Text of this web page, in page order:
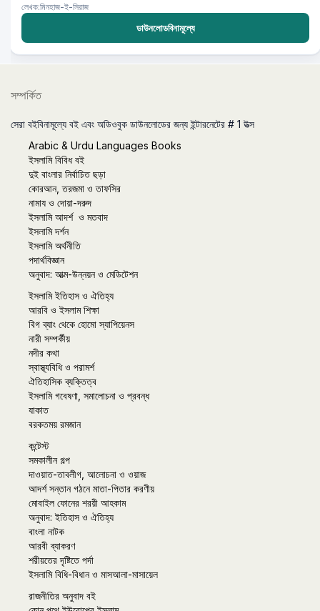
লেখক:মিনহাজ-ই-সিরাজ
ডাউনলোডবিনামূল্যে
সম্পর্কিত
সেরা বইবিনামূল্যে বই এবং অডিওবুক ডাউনলোডের জন্য ইন্টারনেটের # 1 উত্স
Arabic & Urdu Languages Books
ইসলামি বিবিধ বই
দুই বাংলার নির্বাচিত ছড়া
কোরআন, তরজমা ও তাফসির
নামায ও দোয়া-দরুদ
ইসলামি আদর্শ ও মতবাদ
ইসলামি দর্শন
ইসলামি অর্থনীতি
পদার্থবিজ্ঞান
অনুবাদ: আত্ম-উন্নয়ন ও মেডিটেশন
ইসলামি ইতিহাস ও ঐতিহ্য
আরবি ও ইসলাম শিক্ষা
বিগ ব্যাং থেকে হোমো স্যাপিয়েনস
নারী সম্পর্কীয়
নদীর কথা
স্বাস্থ্যবিধি ও পরামর্শ
ঐতিহাসিক ব্যক্তিত্ব
ইসলামি গবেষণা, সমালোচনা ও প্রবন্ধ
যাকাত
বরকতময় রমজান
কন্টেস্ট
সমকালীন গল্প
দাওয়াত-তাবলীগ, আলোচনা ও ওয়াজ
আদর্শ সন্তান গঠনে মাতা-পিতার করণীয়
মোবাইল ফোনের শরয়ী আহকাম
অনুবাদ: ইতিহাস ও ঐতিহ্য
বাংলা নাটক
আরবী ব্যাকরণ
শরীয়তের দৃষ্টিতে পর্দা
ইসলামি বিধি-বিধান ও মাসআলা-মাসায়েল
রাজনীতির অনুবাদ বই